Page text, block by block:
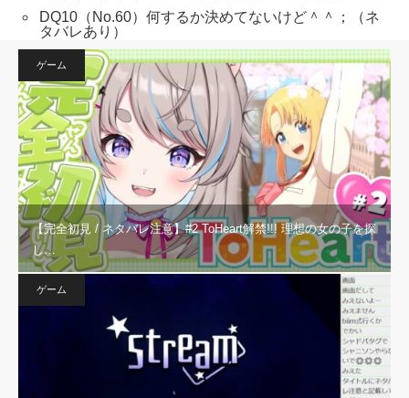
DQ10（No.60）何するか決めてないけど＾＾；（ネ
タバレあり）
ゲーム
【完全初見 / ネタバレ注意】#2 ToHeart解禁!!! 理想の女の子を探
し…
ゲーム